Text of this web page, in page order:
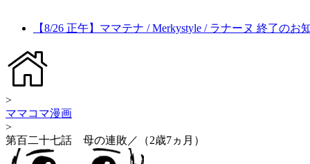
【8/26 正午】ママテナ / Merkystyle / ラナーヌ 終了のお
>
ママコマ漫画
>
第百二十七話 母の連敗／（2歳7ヵ月）